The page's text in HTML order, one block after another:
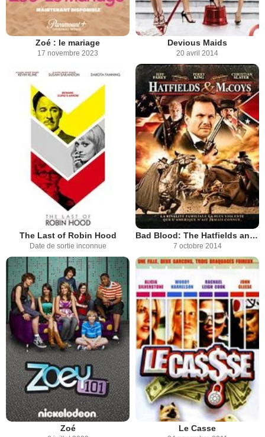
Zoé : le mariage
17 novembre 2023
Devious Maids
20 avril 2014
The Last of Robin Hood
Date de sortie inconnue
Bad Blood: The Hatfields and McCoys
7 octobre 2014
Zoé Le Casse